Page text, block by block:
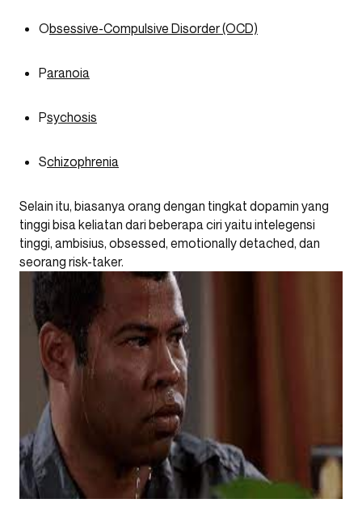
Obsessive-Compulsive Disorder (OCD)
Paranoia
Psychosis
Schizophrenia
Selain itu, biasanya orang dengan tingkat dopamin yang
tinggi bisa keliatan dari beberapa ciri yaitu intelegensi
tinggi, ambisius, obsessed, emotionally detached, dan
seorang risk-taker.